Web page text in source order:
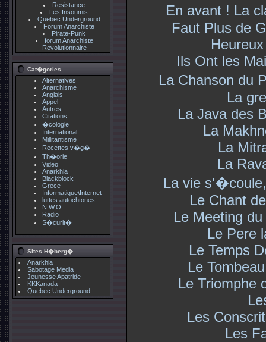
Resistance
Les Insoumis
Quebec Underground
Forum Anarchiste
Pirate-Punk
forum Anarchiste
Revolutionnaire
Cat�gories
Alternatives
Anarchisme
Anglais
Appel
Autres
Citations
�cologie
International
Millitantisme
Recettes v�g�
Th�orie
Video
Anarkhia
Blackblock
Grece
Informatique\Internet
luttes autochtones
N.W.O
Radio
S�curit�
Sites H�berg�
Anarkhia
Sabotage Media
Jeunesse Apatride
KKKanada
Quebec Underground
En avant ! La
Faut Plus de
Ils Ont les
La Chanson du
La
La Java des
La
La
La
La vie
Le Chant
Le Meeting
Le Pere
Le Temps
Le
Le Triomphe
Les
Les